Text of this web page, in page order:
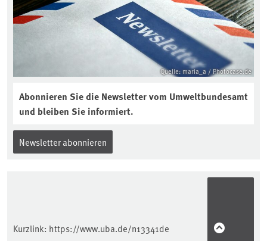
Quelle: maria_a / Photocase.de
Abonnieren Sie die Newsletter vom Umweltbundesamt
und bleiben Sie informiert.
Newsletter abonnieren
Kurzlink: https://www.uba.de/n13341de